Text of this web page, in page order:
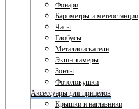
Фонари
Барометры и метеостанции
Часы
Глобусы
Металлоискатели
Экшн-камеры
Зонты
Фотоловушки
Аксессуары для прицелов
Крышки и наглазники